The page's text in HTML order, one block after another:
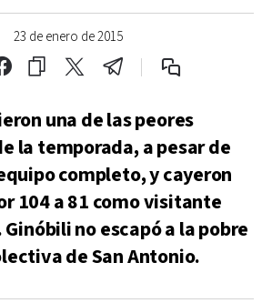
23 de enero de 2015
una de las peores
la temporada, a pesar de
completo, y cayeron
104 a 81 como visitante
no escapó a la pobre
de San Antonio.